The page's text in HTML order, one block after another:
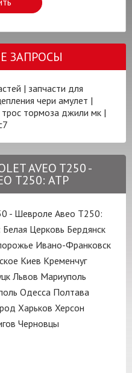
ЗАПРОСЫ
| запчасти для
чери амулет |
трос тормоза джили мк |
AVEO T250 -
Т250: ATP
- Шевроле Авео Т250:
Белая Церковь Бердянск
Ивано-Франковск
Киев Кременчуг
Львов Мариуполь
Одесса Полтава
Харьков Херсон
Черновцы